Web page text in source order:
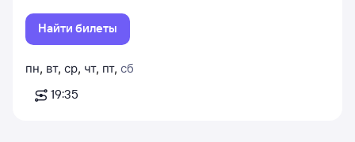
Найти билеты
пн, вт, ср, чт, пт, сб
19:35